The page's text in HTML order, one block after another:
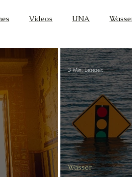
Videos UNA
Weisheit Gleichgewicht
Glück Thot
Magie Frau &
Wasser
3 Min. Lesezeit